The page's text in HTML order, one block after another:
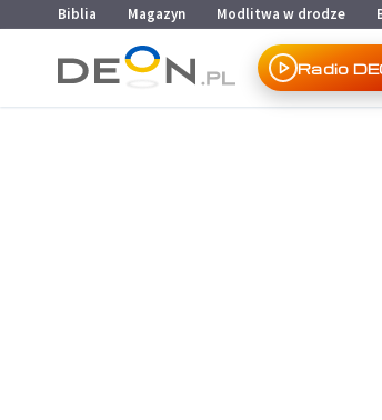
Przejdź do menu głównego
Przejdź do treści
Biblia Magazyn Modlitwa w drodze
Radio